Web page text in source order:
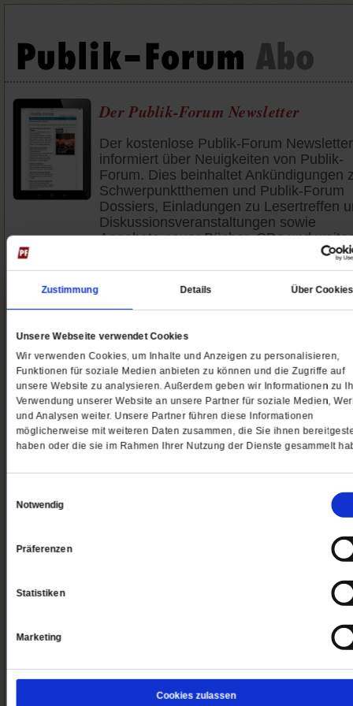
Zustimmung Details Über Cookies
Unsere Webseite verwendet Cookies
Wir verwenden Cookies, um Inhalte und Anzeigen zu personalisieren,
Funktionen für soziale Medien anbieten zu können und die Zugriffe auf
unsere Website zu analysieren. Außerdem geben wir Informationen zu
Verwendung unserer Website an unsere Partner für soziale Medien,
und Analysen weiter. Unsere Partner führen diese Informationen
möglicherweise mit weiteren Daten zusammen, die Sie ihnen
haben oder die sie im Rahmen Ihrer Nutzung der Dienste gesammelt
Notwendig
Präferenzen
Statistiken
Marketing
Cookies zulassen
Der Publik-Forum Newsletter
Der kostenlose Publik-Forum Newsletter
informiert über Neuigkeiten von Publik-
Forum. Dies beinhaltet Ankündigungen
Schwerpunktthemen und Publik-Forum
Dossiers, Einladungen zu Lesertreffen
Diskussionsveranstaltungen sowie
Angebote neuer Bücher, CDs und
Geschenkideen aus dem Publik-Forum
Shop.
Angebote von der Publik-Forum
Verlagsgesellschaft mbH zu erhalten.
Verarbeitung meiner Daten hierzu
ich zu. Mein Einverständnis kann ich
jederzeit widerrufen. Einen Link hierzu
ich in jedem Newsletter.
Ja, ich möchte dieses Angebot bestellen
Rechnungs- und Lieferanschrift
(optional –